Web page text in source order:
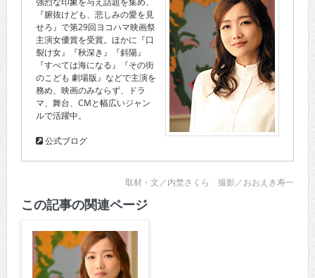
『腑抜けども、悲しみの愛を見
せろ』で第29回ヨコハマ映画祭
主演女優賞を受賞。ほかに『口
裂け女』『秋深き』『斜陽』
『すべては海になる』『その街
のこども 劇場版』などで主演を
務め、映画のみならず、ドラ
マ、舞台、CMと幅広いジャン
ルで活躍中。
公式ブログ
取材・文／内埜さくら 撮影／おおえき寿一
この記事の関連ページ